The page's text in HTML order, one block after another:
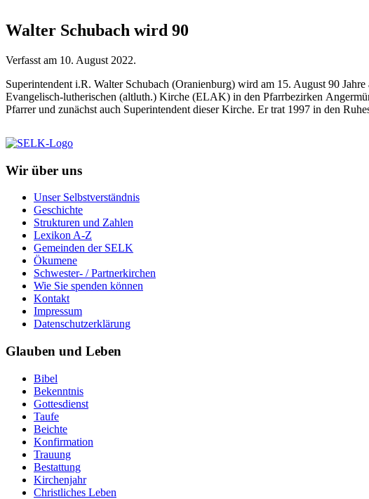
Walter Schubach wird 90
Verfasst am 10. August 2022.
Superintendent i.R. Walter Schubach (Oranienburg) wird am 15. August 90
Evangelisch-lutherischen (altluth.) Kirche (ELAK) in den Pfarrbezirken
Pfarrer und zunächst auch Superintendent dieser Kirche. Er trat 1997 in den
Wir über uns
Unser Selbstverständnis
Geschichte
Strukturen und Zahlen
Lexikon A-Z
Gemeinden der SELK
Ökumene
Schwester- / Partnerkirchen
Wie Sie spenden können
Kontakt
Impressum
Datenschutzerklärung
Glauben und Leben
Bibel
Bekenntnis
Gottesdienst
Taufe
Beichte
Konfirmation
Trauung
Bestattung
Kirchenjahr
Christliches Leben